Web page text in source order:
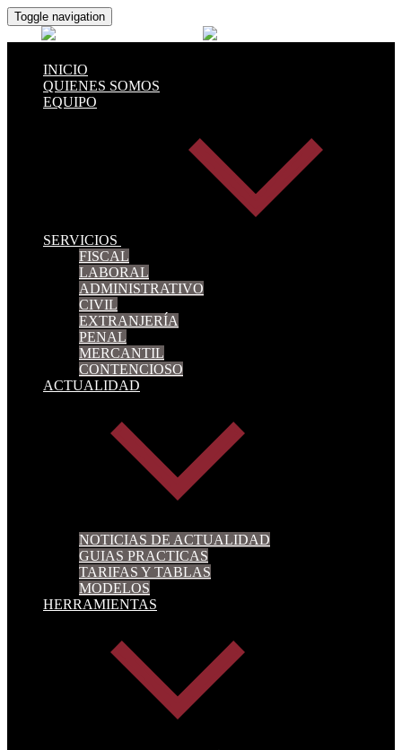
Toggle navigation
INICIO
QUIENES SOMOS
EQUIPO
SERVICIOS
FISCAL
LABORAL
ADMINISTRATIVO
CIVIL
EXTRANJERÍA
PENAL
MERCANTIL
CONTENCIOSO
ACTUALIDAD
NOTICIAS DE ACTUALIDAD
GUIAS PRACTICAS
TARIFAS Y TABLAS
MODELOS
HERRAMIENTAS